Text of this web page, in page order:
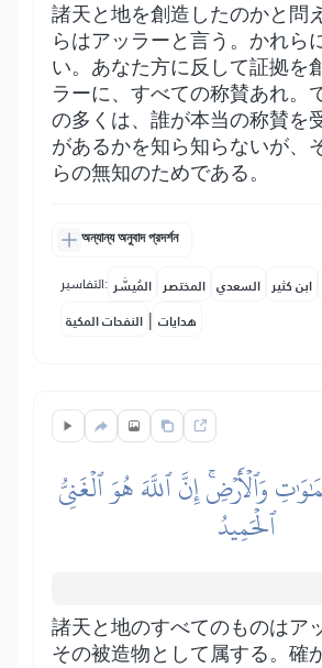
諸天と地を創造したのかと問
らはアッラーと言う。かれら
い。あなた方に反して証拠を
ラーに、すべての称賛あれ。
の多くは、誰が本当の称賛を
があるかを知ら知らないが、
らの無知のためである。
অন্যান্য অনুবাদ প্রদর্শন
التفاسير: المُيسَّر المختصر السعدي ابن كثير
النفحات المكية | هدايات
وَٱلۡأَرۡضِۚ إِنَّ ٱللَّهَ هُوَ ٱلۡغَنِيُّ
ٱلۡحَمِيدُ
諸天と地のすべてのものはア
その被造物として属する。確